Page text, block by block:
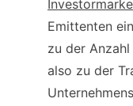
Emittenten
zu der
also zu der